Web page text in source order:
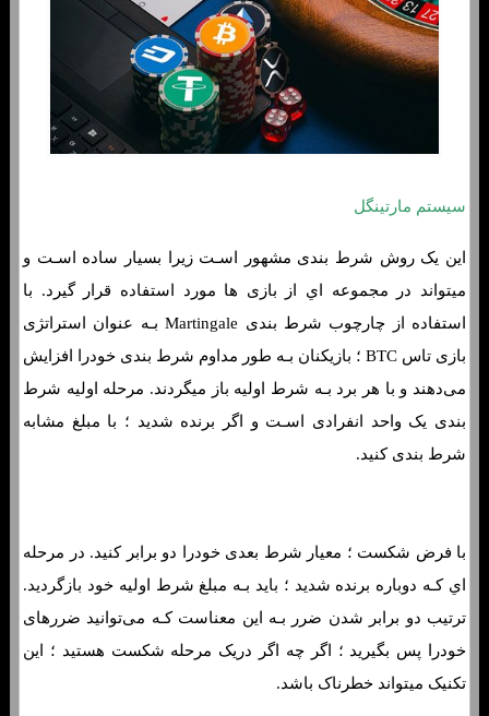
سیستم مارتینگل
این یک روش شرط بندی مشهور اسـت زیرا بسیار ساده اسـت و
میتواند در مجموعه اي از بازی ها مورد استفاده قرار گیرد. با
استفاده از چارچوب شرط بندی Martingale بـه عنوان استراتژی
بازی تاس BTC ؛ بازیکنان بـه طور مداوم شرط بندی خودرا افزایش
می‌دهند و با هر برد بـه شرط اولیه باز میگردند. مرحله اولیه شرط
بندی یک واحد انفرادی اسـت و اگر برنده شدید ؛ با مبلغ مشابه
شرط بندی کنید.
با فرض شکست ؛ معیار شرط بعدی خودرا دو برابر کنید. در مرحله
اي کـه دوباره برنده شدید ؛ باید بـه مبلغ شرط اولیه خود بازگردید.
ترتیب دو برابر شدن ضرر بـه این معناست کـه می‌توانید ضررهای
خودرا پس بگیرید ؛ اگر چه اگر دریک مرحله شکست هستید ؛ این
تکنیک میتواند خطرناک باشد.